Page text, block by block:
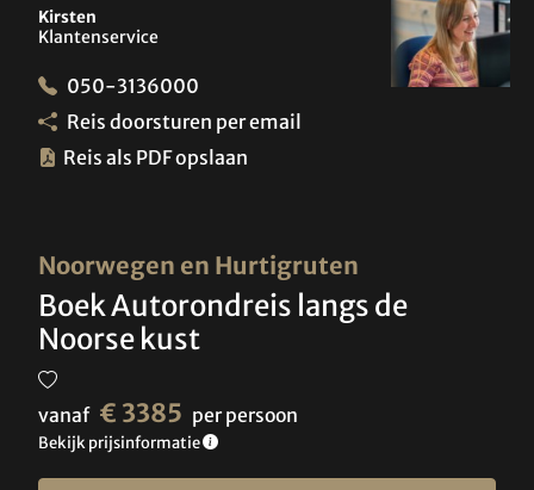
Noorwegen en Hurtigruten
Boek Autorondreis langs de
Noorse kust
vanaf € 3385 per persoon
Bekijk prijsinformatie
Kirsten
Klantenservice
050-3136000
Reis doorsturen per email
Reis als PDF opslaan